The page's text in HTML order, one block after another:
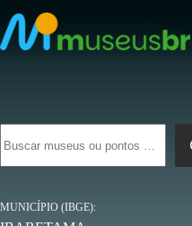
para
o
conteúdo
resultados
MUNICÍPIO (IBGE)